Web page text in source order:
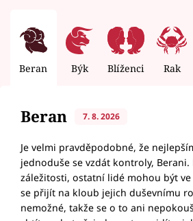
Beran Býk Blíženci Rak
Beran 7. 8. 2026
Je velmi pravděpodobné, že
jednoduše se vzdát kontroly,
záležitosti, ostatní lidé mohou být
se přijít na kloub jejich duševnímu
nemožné, takže se o to ani